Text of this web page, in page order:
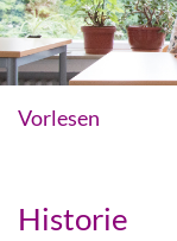
Vorlesen
Historie